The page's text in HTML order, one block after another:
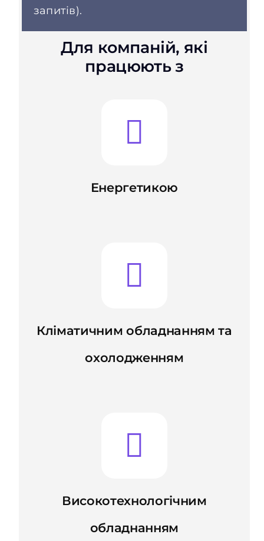
запитів).
Для компаній, які
працюють з
Енергетикою
Кліматичним обладнанням та
охолодженням
Високотехнологічним
обладнанням